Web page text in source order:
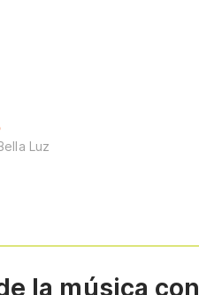
Luz
la música con